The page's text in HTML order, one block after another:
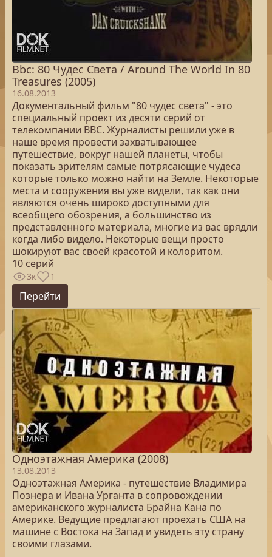
Bbc: 80 Чудес Света / Around The World In 80
Treasures (2005)
16.08.2013
Документальный фильм "80 чудес света" - это
специальный проект из десяти серий от
телекомпании ВВС. Журналисты решили уже в
наше время провести захватывающее
путешествие, вокруг нашей планеты, чтобы
показать зрителям самые потрясающие чудеса
которые только можно найти на Земле. Некоторые
места и сооружения вы уже видели, так как они
являются очень широко доступными для
всеобщего обозрения, а большинство из
представленного материала, многие из вас врядли
когда либо видело. Некоторые вещи просто
шокируют вас своей красотой и колоритом.
10 серий
3к 1
Перейти
Одноэтажная Америка (2008)
13.08.2013
Одноэтажная Америка - путешествие Владимира
Познера и Ивана Урганта в сопровождении
американского журналиста Брайна Кана по
Америке. Ведущие предлагают проехать США на
машине с Востока на Запад и увидеть эту страну
своими глазами.